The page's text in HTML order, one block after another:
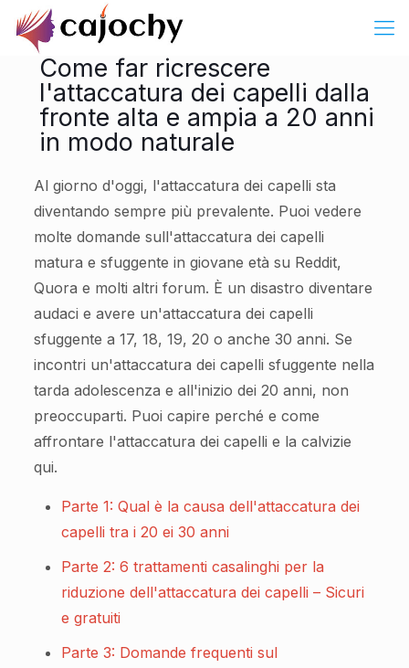
Come far ricrescere
l'attaccatura dei capelli dalla
fronte alta e ampia a 20 anni
in modo naturale
Al giorno d'oggi, l'attaccatura dei capelli sta
diventando sempre più prevalente. Puoi vedere
molte domande sull'attaccatura dei capelli
matura e sfuggente in giovane età su Reddit,
Quora e molti altri forum. È un disastro diventare
audaci e avere un'attaccatura dei capelli
sfuggente a 17, 18, 19, 20 o anche 30 anni. Se
incontri un'attaccatura dei capelli sfuggente nella
tarda adolescenza e all'inizio dei 20 anni, non
preoccuparti. Puoi capire perché e come
affrontare l'attaccatura dei capelli e la calvizie
qui.
Parte 1: Qual è la causa dell'attaccatura dei
capelli tra i 20 ei 30 anni
Parte 2: 6 trattamenti casalinghi per la
riduzione dell'attaccatura dei capelli – Sicuri
e gratuiti
Parte 3: Domande frequenti sul